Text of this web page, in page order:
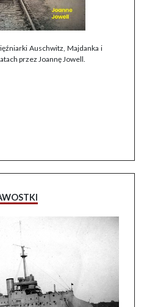
Auschwitz, Majdanka i
przez Joannę Jowell.